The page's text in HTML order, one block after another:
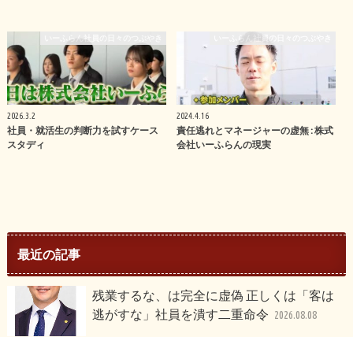
いーふらん社員の日々のつぶやき
2026.3.2
社員・就活生の判断力を試すケース
スタディ
いーふらん社員の日々のつぶやき
2024.4.16
責任逃れとマネージャーの虚無 : 株式
会社いーふらんの現実
最近の記事
残業するな、は完全に虚偽 正しくは「客は
逃がすな」社員を潰す二重命令 2026.08.08